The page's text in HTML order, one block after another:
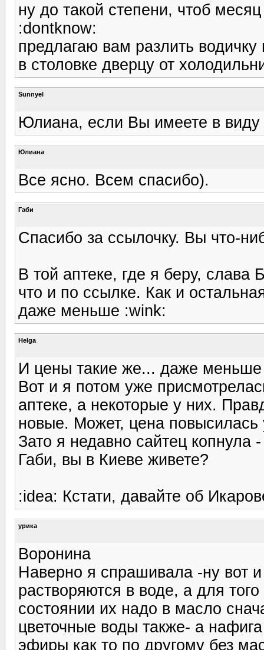
ну до такой степени, чтоб
:dontknow:
предлагаю вам разлить
в столовке дверцу от
Sunnyel
Юлиана, если Вы имеете в
Юлиана
Все ясно. Всем спасибо).
Габи
Спасибо за ссылочку. Вы что-
В той аптеке, где я беру, слава
что и по ссылке. Как и
даже меньше :wink:
Helga
И цены такие же... даже меньше
Вот и я потом уже
аптеке, а некоторые у них.
новые. Может, цена повысилась
Зато я недавно сайтец
Габи, вы в Киеве живете?
:idea: Кстати, давайте об
урика
Воронина
Наверно я спрашивала -ну вот
растворяются в воде, а для
состоянии их надо в масло
цветочные воды также- а
эфиры как то по другому без